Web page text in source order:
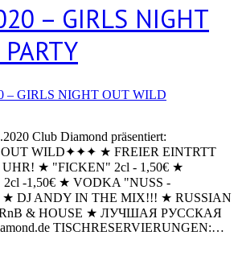
– GIRLS NIGHT
Club Diamond präsentiert:
WILD✦✦✦ ★ FREIER EINTRTT
UHR! ★ "FICKEN" 2cl - 1,50€ ★
-1,50€ ★ VODKA "NUSS -
★ DJ ANDY IN THE MIX!!! ★ RUSSIAN
RnB & HOUSE ★ ЛУЧШАЯ РУССКАЯ
TISCHRESERVIERUNGEN:…